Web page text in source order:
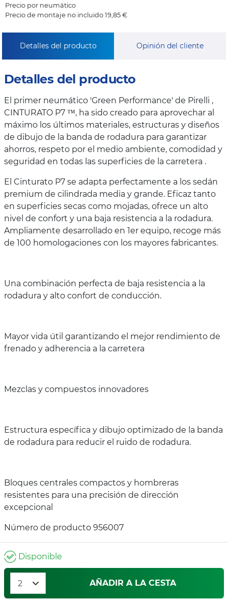
Precio por neumático
Precio de montaje no incluido 19,85 €
Detalles del producto Opinión del cliente
Detalles del producto
El primer neumático 'Green Performance' de Pirelli ,
CINTURATO P7 ™, ha sido creado para aprovechar al
máximo los últimos materiales, estructuras y diseños
de dibujo de la banda de rodadura para garantizar
ahorros, respeto por el medio ambiente, comodidad y
seguridad en todas las superficies de la carretera .
El Cinturato P7 se adapta perfectamente a los sedán
premium de cilindrada media y grande. Eficaz tanto
en superficies secas como mojadas, ofrece un alto
nivel de confort y una baja resistencia a la rodadura.
Ampliamente desarrollado en 1er equipo, recoge más
de 100 homologaciones con los mayores fabricantes.
Una combinación perfecta de baja resistencia a la
rodadura y alto confort de conducción.
Mayor vida útil garantizando el mejor rendimiento de
frenado y adherencia a la carretera
Mezclas y compuestos innovadores
Estructura específica y dibujo optimizado de la banda
de rodadura para reducir el ruido de rodadura.
Bloques centrales compactos y hombreras
resistentes para una precisión de dirección
excepcional
Número de producto 956007
Disponible
AÑADIR A LA CESTA